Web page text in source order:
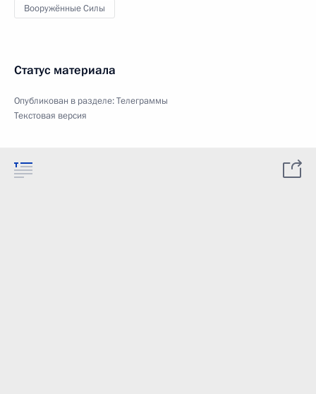
Вооружённые Силы
Статус материала
Опубликован в разделе:Телеграммы
Текстовая версия